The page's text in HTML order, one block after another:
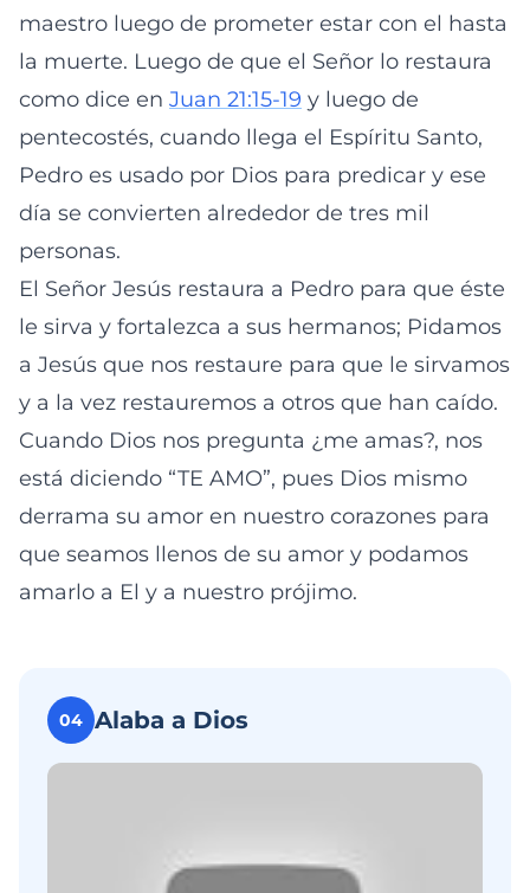
maestro luego de prometer estar con el hasta
la muerte. Luego de que el Señor lo restaura
como dice en Juan 21:15-19 y luego de
pentecostés, cuando llega el Espíritu Santo,
Pedro es usado por Dios para predicar y ese
día se convierten alrededor de tres mil
personas.
El Señor Jesús restaura a Pedro para que éste
le sirva y fortalezca a sus hermanos; Pidamos
a Jesús que nos restaure para que le sirvamos
y a la vez restauremos a otros que han caído.
Cuando Dios nos pregunta ¿me amas?, nos
está diciendo “TE AMO”, pues Dios mismo
derrama su amor en nuestro corazones para
que seamos llenos de su amor y podamos
amarlo a El y a nuestro prójimo.
04 Alaba a Dios